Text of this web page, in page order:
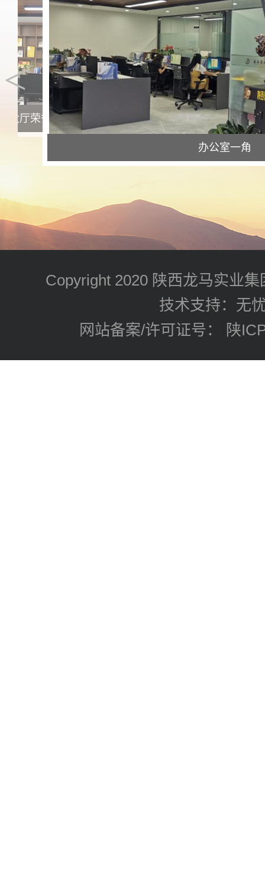
大厅荣誉奖牌展示处
办公室一角
陕西龙马集团公司文
<
Copyright 2020 陕西龙马实业
技术支持：无
网站备案/许可证号： 陕